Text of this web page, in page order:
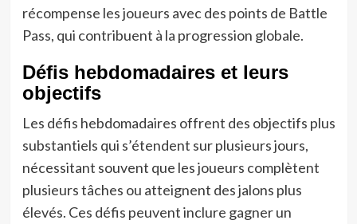
récompense les joueurs avec des points de Battle
Pass, qui contribuent à la progression globale.
Défis hebdomadaires et leurs
objectifs
Les défis hebdomadaires offrent des objectifs plus
substantiels qui s’étendent sur plusieurs jours,
nécessitant souvent que les joueurs complètent
plusieurs tâches ou atteignent des jalons plus
élevés. Ces défis peuvent inclure gagner un